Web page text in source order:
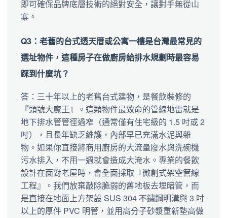
即可確保品牌底層技術的絕對安全，讓對手無從山
寨。
Q3：老舊的台式透天厝或公寓一樓是台灣最常見的
選址物件，這種房子在做廚房給排水規劃時最容易
踩到什麼坑？
答：三十年以上的老舊台式建物，是餐飲裝修的
『頭號大魔王』。這類物件最致命的管線地雷就是
地下排水管管徑過窄（通常僅有住宅級的 1.5 吋或 2
吋），且長年缺乏維護，內部早已充滿水泥與雜
物。如果你直接將商用廚房的大流量廢水與洗碗機
污水排入，不用一週就會造成大淹水。專業的餐飲
設計在面對老屋時，會全面採取『微創式架空管線
工程』。我們放棄敲除脆弱的舊地板去埋暗管，而
是直接在地面上方架設 SUS 304 不鏽鋼明溝與 3 吋
以上的厚件 PVC 明管，並用高分子砂漿重新墊高做